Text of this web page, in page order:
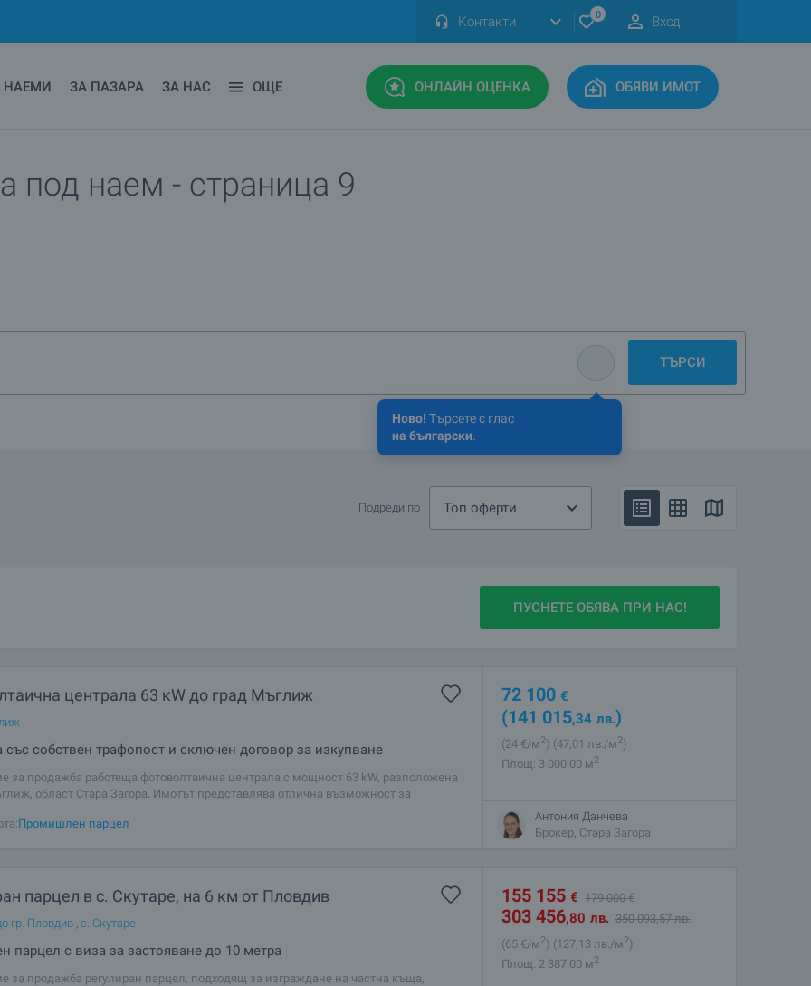
Контакти 0 Вход
НАЕМИ ЗА ПАЗАРА ЗА НАС ОЩЕ ОНЛАЙН ОЦЕНКА ОБЯВИ ИМОТ
под наем - страница 9
Ново! Търсете с глас
на български.
ТЪРСИ
Подреди по Топ оферти
ПУСНЕТЕ ОБЯВА ПРИ НАС!
централа 63 кW до град Мъглиж
със собствен трафопост и сключен договор за изкупване
за продажба работеща фотоволтаична централа с мощност 63 kW, разположена
област Стара Загора. Имотът представлява отлична възможност за
и предвидим
Промишлен парцел
72 100 €
(141 015,34 лв.)
(24 €/м2) (47,01 лв./м2)
Площ: 3 000.00 м2
Антония Данчева
Брокер, Стара Загора
парцел в с. Скутаре, на 6 км от Пловдив
гр. Пловдив , с. Скутаре
парцел с виза за застояване до 10 метра
за продажба регулиран парцел, подходящ за изграждане на частна къща,
155 155 € 179 000€
303 456,80 лв. 350 093,57 лв.
(65 €/м2) (127,13 лв./м2)
Площ: 2 387.00 м2